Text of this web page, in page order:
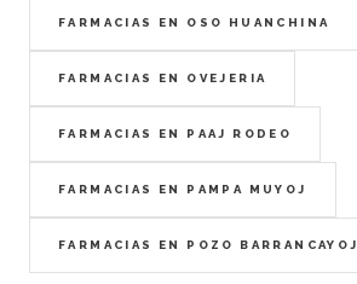
FARMACIAS EN OSO HUANCHINA
FARMACIAS EN OVEJERIA
FARMACIAS EN PAAJ RODEO
FARMACIAS EN PAMPA MUYOJ
FARMACIAS EN POZO BARRANCAYOJ